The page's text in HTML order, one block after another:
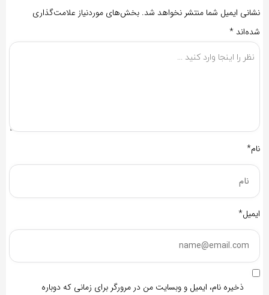
نشانی ایمیل شما منتشر نخواهد شد. بخش‌های موردنیاز علامت‌گذاری
شده‌اند *
نام*
ایمیل*
ذخیره نام، ایمیل و وبسایت من در مرورگر برای زمانی که دوباره